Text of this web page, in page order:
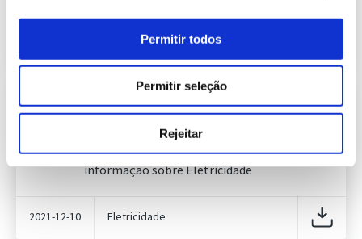
Permitir todos
Permitir seleção
Rejeitar
Eletricidade
Informação Semanal do Sistema
Eletroprodutor da semana 49 de
Publicação com periodicidade semanal, com
informação sobre Eletricidade
2021-12-10 Eletricidade